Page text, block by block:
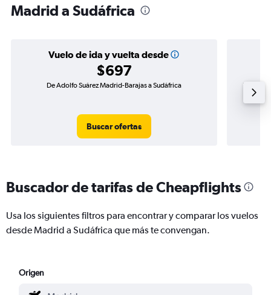
Madrid a Sudáfrica
Vuelo de ida y vuelta desde
$697
De Adolfo Suárez Madrid-Barajas a Sudáfrica
Buscar ofertas
Vuelo
Buscador de tarifas de Cheapflights
Usa los siguientes filtros para encontrar y comparar los vuelos
desde Madrid a Sudáfrica que más te convengan.
Origen